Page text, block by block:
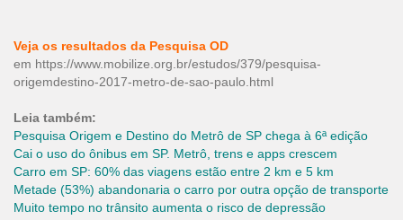
Veja os resultados da Pesquisa OD
em https://www.mobilize.org.br/estudos/379/pesquisa-
origemdestino-2017-metro-de-sao-paulo.html
Leia também:
Pesquisa Origem e Destino do Metrô de SP chega à 6ª edição
Cai o uso do ônibus em SP. Metrô, trens e apps crescem
Carro em SP: 60% das viagens estão entre 2 km e 5 km
Metade (53%) abandonaria o carro por outra opção de transporte
Muito tempo no trânsito aumenta o risco de depressão